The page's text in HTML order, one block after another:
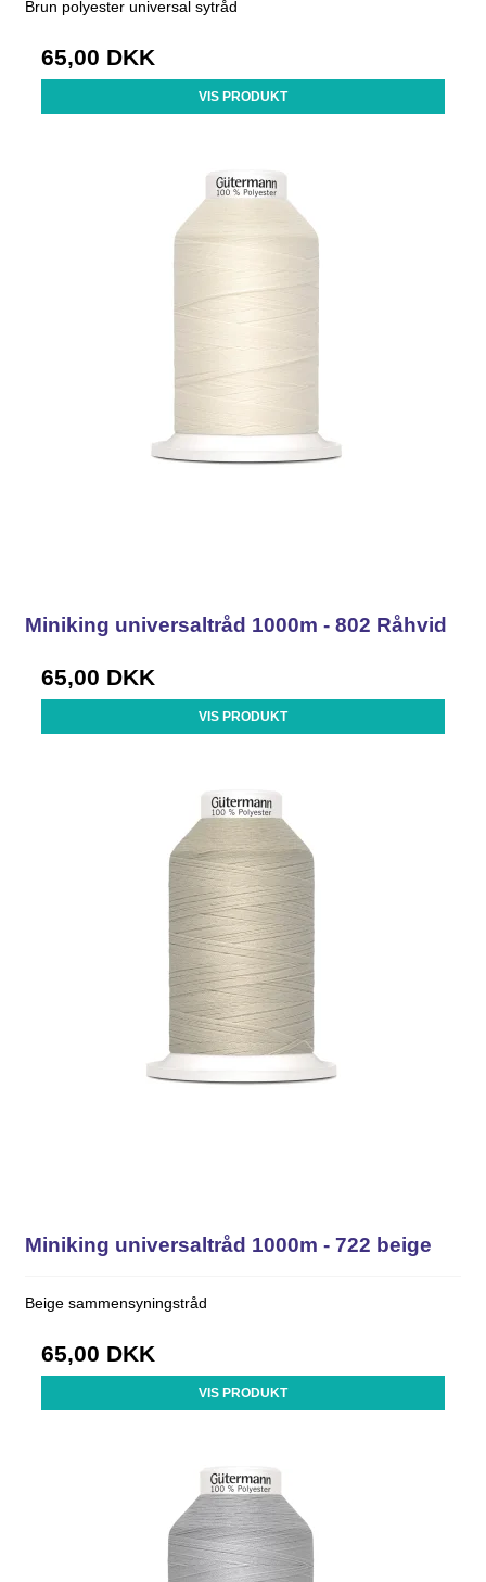
Brun polyester universal sytråd
65,00 DKK
VIS PRODUKT
Miniking universaltråd 1000m - 802 Råhvid
65,00 DKK
VIS PRODUKT
Miniking universaltråd 1000m - 722 beige
Beige sammensyningstråd
65,00 DKK
VIS PRODUKT